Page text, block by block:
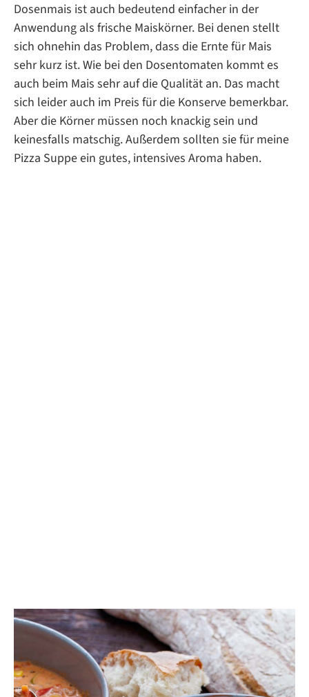
Dosenmais ist auch bedeutend einfacher in der
Anwendung als frische Maiskörner. Bei denen stellt
sich ohnehin das Problem, dass die Ernte für Mais
sehr kurz ist. Wie bei den Dosentomaten kommt es
auch beim Mais sehr auf die Qualität an. Das macht
sich leider auch im Preis für die Konserve bemerkbar.
Aber die Körner müssen noch knackig sein und
keinesfalls matschig. Außerdem sollten sie für meine
Pizza Suppe ein gutes, intensives Aroma haben.